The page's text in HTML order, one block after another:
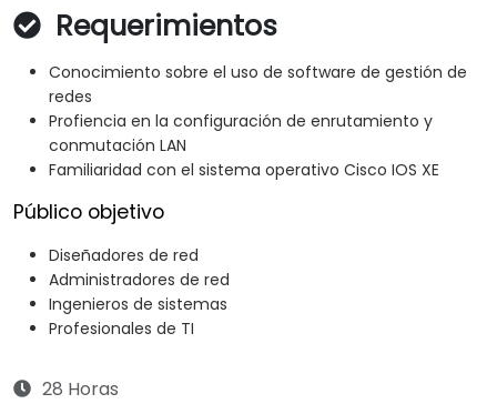
Requerimientos
Conocimiento sobre el uso de software de gestión de
redes
Profiencia en la configuración de enrutamiento y
conmutación LAN
Familiaridad con el sistema operativo Cisco IOS XE
Público objetivo
Diseñadores de red
Administradores de red
Ingenieros de sistemas
Profesionales de TI
28 Horas